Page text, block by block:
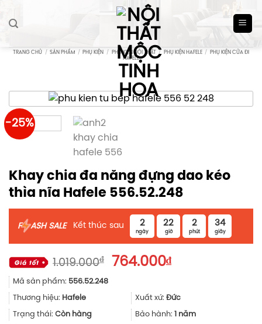
TRANG CHỦ / SẢN PHẨM / PHỤ KIỆN / PHỤ KIỆN NỘI THẤT / PHỤ KIỆN HAFELE /
PHỤ KIỆN CỬA ĐI
HAFELE
-25%
Khay chia đa năng đựng dao kéo
thìa nĩa Hafele 556.52.248
F ASH SALE Kết thúc sau 2
ngày
22
giờ
2
phút
34
giây
1.019.000₫
Giá
1.019.000₫.
764.000₫Giá
là:
764.000₫.
Mã sản phẩm: 556.52.248
Thương hiệu: Hafele Xuất xứ: Đức
Trạng thái: Còn hàng Bảo hành: 1 năm